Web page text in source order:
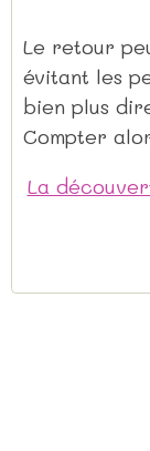
Le retour
évitant les
bien plus
Compter
La